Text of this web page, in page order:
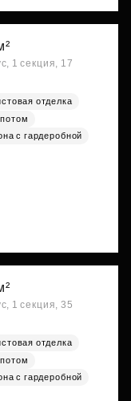
1 секция, 17
отделка
с гардеробной
1 секция, 35
отделка
с гардеробной